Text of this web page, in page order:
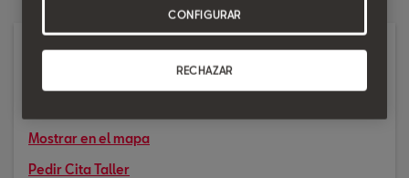
Taller
Mostrar en el mapa
Pedir Cita Taller
RECHAZAR
CONFIGURAR